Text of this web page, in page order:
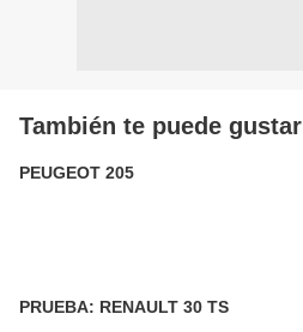
También te puede gustar
PEUGEOT 205
PRUEBA: RENAULT 30 TS